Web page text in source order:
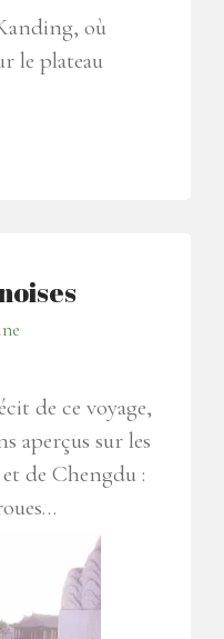
où
le plateau
de ce voyage,
aperçus sur les
de Chengdu :